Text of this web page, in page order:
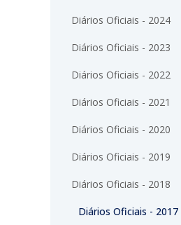
Diários Oficiais - 2024
Diários Oficiais - 2023
Diários Oficiais - 2022
Diários Oficiais - 2021
Diários Oficiais - 2020
Diários Oficiais - 2019
Diários Oficiais - 2018
Diários Oficiais - 2017